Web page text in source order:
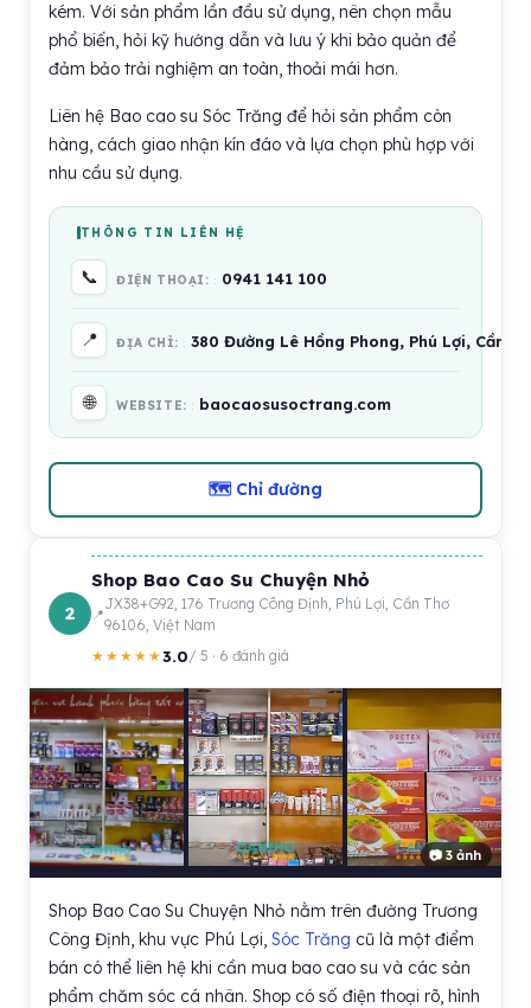
kém. Với sản phẩm lần đầu sử dụng, nên chọn mẫu
phổ biến, hỏi kỹ hướng dẫn và lưu ý khi bảo quản để
đảm bảo trải nghiệm an toàn, thoải mái hơn.
Liên hệ Bao cao su Sóc Trăng để hỏi sản phẩm còn
hàng, cách giao nhận kín đáo và lựa chọn phù hợp với
nhu cầu sử dụng.
THÔNG TIN LIÊN HỆ
📞 ĐIỆN THOẠI: 0941 141 100
📍 ĐỊA CHỈ: 380 Đường Lê Hồng Phong, Phú Lợi, Cần
🌐 WEBSITE: baocaosusoctrang.com
🗺 Chỉ đường
2
Shop Bao Cao Su Chuyện Nhỏ
JX38+G92, 176 Trương Công Định, Phú Lợi, Cần Thơ
96106, Việt Nam
★★★★★3.0/ 5 · 6 đánh giá
📷 3 ảnh
Shop Bao Cao Su Chuyện Nhỏ nằm trên đường Trương
Công Định, khu vực Phú Lợi, Sóc Trăng cũ là một điểm
bán có thể liên hệ khi cần mua bao cao su và các sản
phẩm chăm sóc cá nhân. Shop có số điện thoại rõ, hình